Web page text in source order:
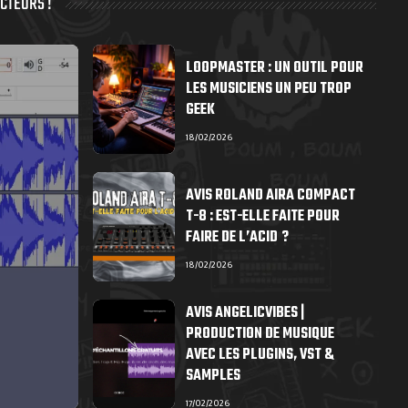
LOOPMASTER : UN OUTIL POUR
LES MUSICIENS UN PEU TROP
GEEK
18/02/2026
AVIS ROLAND AIRA COMPACT
T-8 : EST-ELLE FAITE POUR
FAIRE DE L’ACID ?
18/02/2026
AVIS ANGELICVIBES |
PRODUCTION DE MUSIQUE
AVEC LES PLUGINS, VST &
SAMPLES
17/02/2026